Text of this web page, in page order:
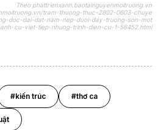
Theo phattrienxanh.baotainguyenmoitruong.vn
tram-thuong-thuc-2802-0603-chuye
doc-dai-dat-nam-nep-duoi-day-truong-son-mot
cu-viet-tiep-nhung-trinh-dien-cu-1-56452.html
#kiến trúc #thơ ca